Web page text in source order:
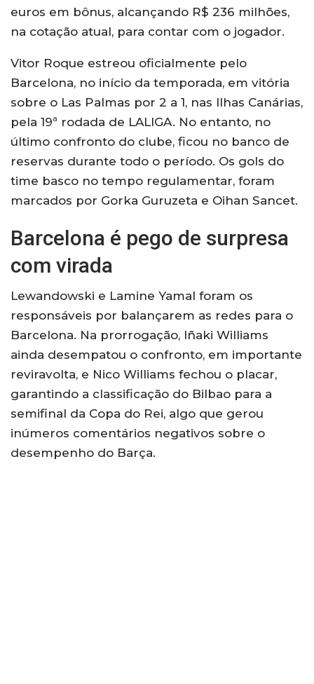
euros em bônus, alcançando R$ 236 milhões,
na cotação atual, para contar com o jogador.
Vitor Roque estreou oficialmente pelo
Barcelona, no início da temporada, em vitória
sobre o Las Palmas por 2 a 1, nas Ilhas Canárias,
pela 19ª rodada de LALIGA. No entanto, no
último confronto do clube, ficou no banco de
reservas durante todo o período. Os gols do
time basco no tempo regulamentar, foram
marcados por Gorka Guruzeta e Oihan Sancet.
Barcelona é pego de surpresa
com virada
Lewandowski e Lamine Yamal foram os
responsáveis por balançarem as redes para o
Barcelona. Na prorrogação, Iñaki Williams
ainda desempatou o confronto, em importante
reviravolta, e Nico Williams fechou o placar,
garantindo a classificação do Bilbao para a
semifinal da Copa do Rei, algo que gerou
inúmeros comentários negativos sobre o
desempenho do Barça.